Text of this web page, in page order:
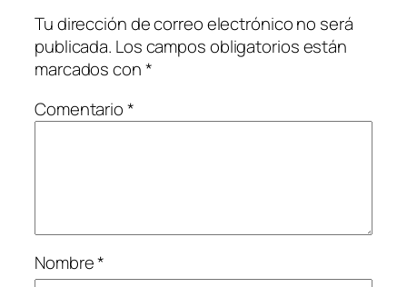
Tu dirección de correo electrónico no será
publicada. Los campos obligatorios están
marcados con*
Comentario*
Nombre*